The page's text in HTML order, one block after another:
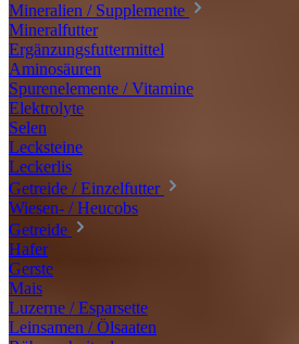
Mineralien / Supplemente
Mineralfutter
Ergänzungsfuttermittel
Aminosäuren
Spurenelemente / Vitamine
Elektrolyte
Selen
Lecksteine
Leckerlis
Getreide / Einzelfutter
Wiesen- / Heucobs
Getreide
Hafer
Gerste
Mais
Luzerne / Esparsette
Leinsamen / Ölsaaten